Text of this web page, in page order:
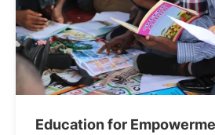
Education for